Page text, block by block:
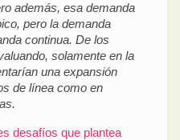
además, esa demanda
pero la demanda
continua. De los
solamente en la
una expansión
de línea como en
desafíos que plantea